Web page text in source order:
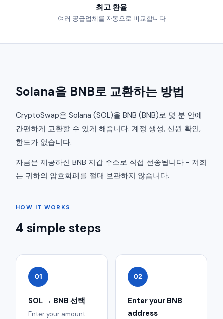
최고 환율
여러 공급업체를 자동으로 비교합니다
Solana을 BNB로 교환하는 방법
CryptoSwap은 Solana (SOL)을 BNB (BNB)로 몇 분 안에
간편하게 교환할 수 있게 해줍니다. 계정 생성, 신원 확인,
한도가 없습니다.
자금은 제공하신 BNB 지갑 주소로 직접 전송됩니다 - 저희
는 귀하의 암호화폐를 절대 보관하지 않습니다.
HOW IT WORKS
4 simple steps
01
SOL → BNB 선택
Enter your amount
02
Enter your BNB
address